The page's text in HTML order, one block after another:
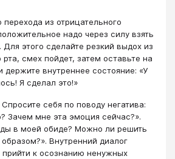
из отрицательного
надо через силу взять
Для этого сделайте резкий выдох из
рта, смех пойдет, затем оставьте на
держите внутреннее состояние: «У
Я сделал это!»
Спросите себя по поводу негатива:
Зачем мне эта эмоция сейчас?».
в моей обиде? Можно ли решить
Внутренний диалог
прийти к осознанию ненужных